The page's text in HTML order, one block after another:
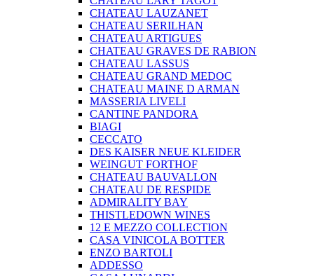
CHATEAU LAUZANET
CHATEAU SERILHAN
CHATEAU ARTIGUES
CHATEAU GRAVES DE RABION
CHATEAU LASSUS
CHATEAU GRAND MEDOC
CHATEAU MAINE D ARMAN
MASSERIA LIVELI
CANTINE PANDORA
BIAGI
CECCATO
DES KAISER NEUE KLEIDER
WEINGUT FORTHOF
CHATEAU BAUVALLON
CHATEAU DE RESPIDE
ADMIRALITY BAY
THISTLEDOWN WINES
12 E MEZZO COLLECTION
CASA VINICOLA BOTTER
ENZO BARTOLI
ADDESSO